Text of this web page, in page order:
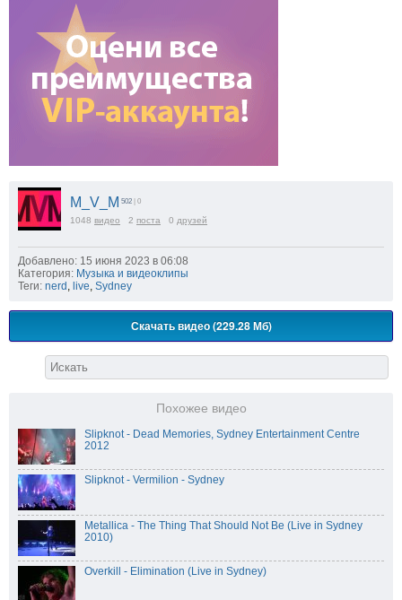
M_V_M 502 | 0
1048 видео 2 поста 0 друзей
Добавлено: 15 июня 2023 в 06:08
Категория: Музыка и видеоклипы
Теги: nerd , live, Sydney
Скачать видео (229.28 Мб)
Похожее видео
Slipknot - Dead Memories, Sydney Entertainment Centre
2012
Slipknot - Vermilion - Sydney
Metallica - The Thing That Should Not Be (Live in Sydney
2010)
Overkill - Elimination (Live in Sydney)